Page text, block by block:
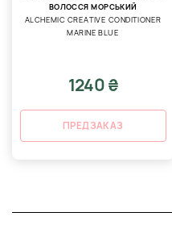
ВОЛОССЯ МОРСЬКИЙ
ALCHEMIC CREATIVE CONDITIONER
MARINE BLUE
1240 ₴
ПРЕДЗАКАЗ